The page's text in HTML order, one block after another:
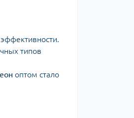
типов
оптом стало